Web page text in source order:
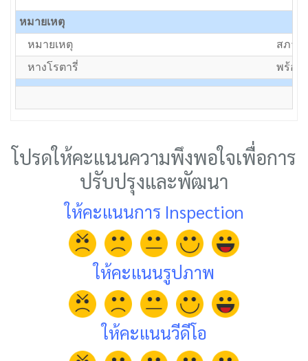
หมายเหตุ
หมายเหตุ
สภาพ
หางโรตารี่
พร้อม
โปรดให้คะแนนความพึงพอใจเพื่อการ
ปรับปรุงและพัฒนา
ให้คะแนนการ Inspection
ให้คะแนนรูปภาพ
ให้คะแนนวีดีโอ